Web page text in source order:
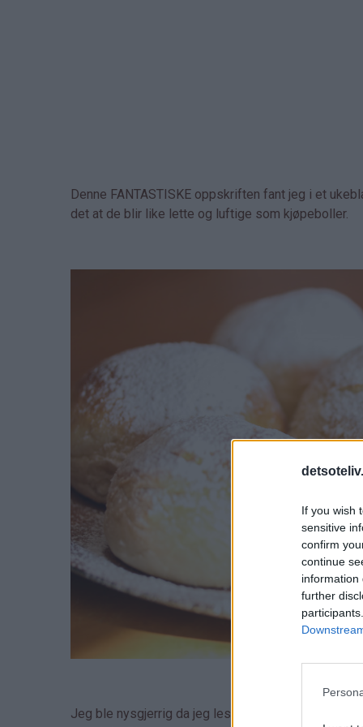
If you wish
sensitive
confirm
continue
information
further
Denne FANTASTISKE oppskriften fant jeg i et
det at de blir like lette og luftige som kjøpeboller.
Jeg ble nysgjerrig da jeg leste oppskriften, for